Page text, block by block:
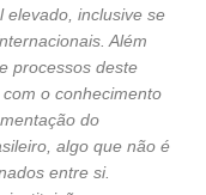
elevado, inclusive se
Além
processos deste
o conhecimento
do
algo que não é
entre si.